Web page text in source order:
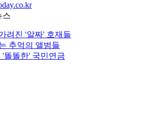
스
려진 '알짜' 호재들
추억의 앨범들
'똘똘한' 국민연금